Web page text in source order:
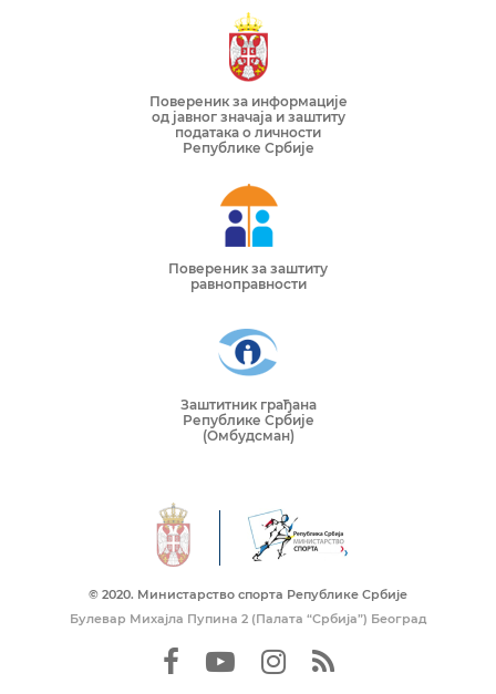
Повереник за информације
од јавног значаја и заштиту
података о личности
Републике Србије
Повереник за заштиту
равноправности
Заштитник грађана
Републике Србије
(Омбудсман)
© 2020. Mинистарство спорта Републике Србије
Булевар Михајла Пупина 2 (Палата “Србија”) Београд